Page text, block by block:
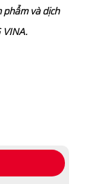
phẩm và dịch
VINA.